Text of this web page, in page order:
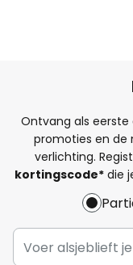
Ontvang als eerste
promoties en de
verlichting.
kortingscode*die